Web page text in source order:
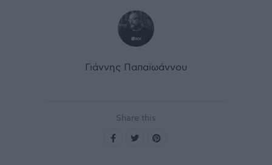
Γιάννης Παπαϊωάννου
Share this